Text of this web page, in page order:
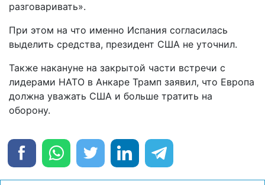
разговаривать».
При этом на что именно Испания согласилась
выделить средства, президент США не уточнил.
Также накануне на закрытой части встречи с
лидерами НАТО в Анкаре Трамп заявил, что Европа
должна уважать США и больше тратить на
оборону.